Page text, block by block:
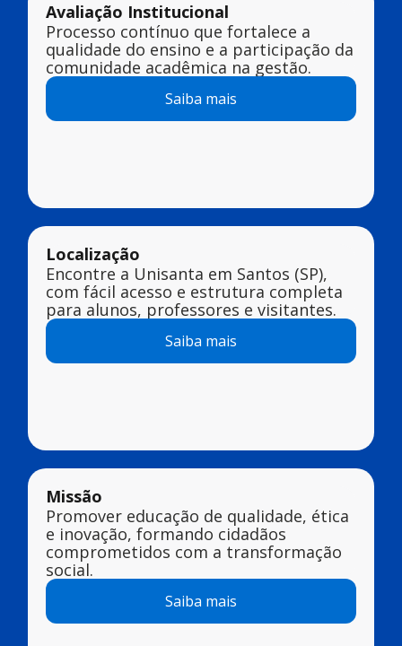
Avaliação Institucional
Processo contínuo que fortalece a
qualidade do ensino e a participação da
comunidade acadêmica na gestão.
Saiba mais
Localização
Encontre a Unisanta em Santos (SP),
com fácil acesso e estrutura completa
para alunos, professores e visitantes.
Saiba mais
Missão
Promover educação de qualidade, ética
e inovação, formando cidadãos
comprometidos com a transformação
social.
Saiba mais